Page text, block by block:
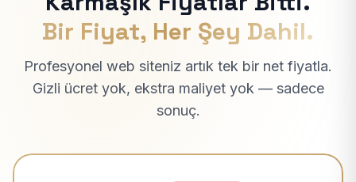
Bir Fiyat, Her Şey Dahil.
Profesyonel web siteniz artık tek bir net fiyatla.
Gizli ücret yok, ekstra maliyet yok — sadece
sonuç.